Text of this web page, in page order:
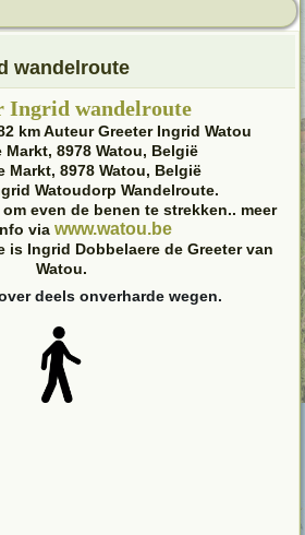
wandelroute
Ingrid wandelroute
km Auteur Greeter Ingrid Watou
Markt, 8978 Watou, België
Markt, 8978 Watou, België
Watoudorp Wandelroute.
even de benen te strekken.. meer
via www.watou.be
is Ingrid Dobbelaere de Greeter van
Watou.
deels onverharde wegen.